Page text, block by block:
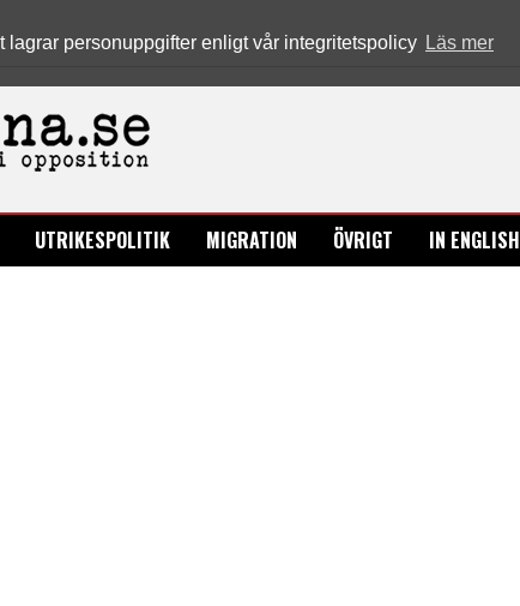
personuppgifter enligt vår integritetspolicy Läs mer
UTRIKESPOLITIK MIGRATION ÖVRIGT IN ENGLISH